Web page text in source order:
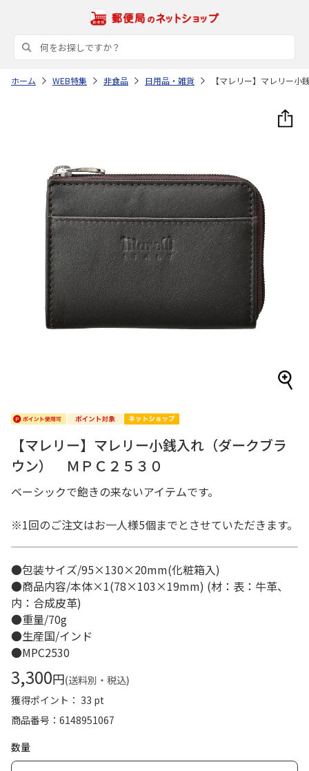
ホーム WEB特集 非食品 日用品・雑貨 【マレリー】マレリー
【マレリー】マレリー小銭入れ（ダークブラ
ウン） ＭＰＣ２５３０
ベーシックで飽きの来ないアイテムです。
※1回のご注文はお一人様5個までとさせていただきます。
●包装サイズ/95×130×20mm(化粧箱入)
●商品内容/本体×1(78×103×19mm) (材：表：牛革、
内：合成皮革)
●重量/70g
●生産国/インド
●MPC2530
3,300円(送料別・税込)
獲得ポイント： 33 pt
商品番号
6148951067
数量